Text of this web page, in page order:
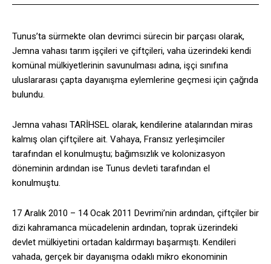
Tunus’ta sürmekte olan devrimci sürecin bir parçası olarak,
Jemna vahası tarım işçileri ve çiftçileri, vaha üzerindeki kendi
komünal mülkiyetlerinin savunulması adına, işçi sınıfına
uluslararası çapta dayanışma eylemlerine geçmesi için çağrıda
bulundu.
Jemna vahası TARİHSEL olarak, kendilerine atalarından miras
kalmış olan çiftçilere ait. Vahaya, Fransız yerleşimciler
tarafından el konulmuştu; bağımsızlık ve kolonizasyon
döneminin ardından ise Tunus devleti tarafından el
konulmuştu.
17 Aralık 2010 – 14 Ocak 2011 Devrimi’nin ardından, çiftçiler bir
dizi kahramanca mücadelenin ardından, toprak üzerindeki
devlet mülkiyetini ortadan kaldırmayı başarmıştı. Kendileri
vahada, gerçek bir dayanışma odaklı mikro ekonominin